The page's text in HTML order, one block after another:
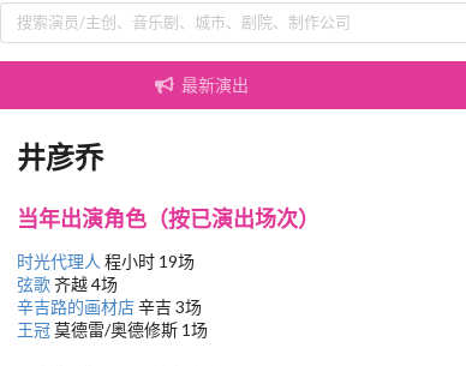
最新演出
井彦乔
当年出演角色（按已演出场次）
时光代理人 程小时 19场
弦歌齐越 4场
辛吉路的画材店辛吉 3场
王冠莫德雷/奥德修斯 1场